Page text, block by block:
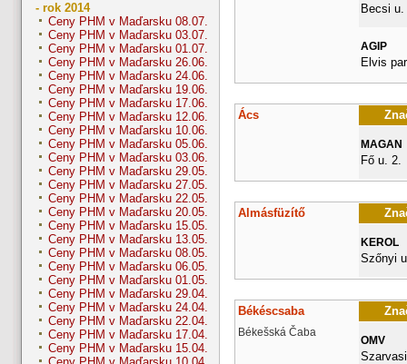
- rok 2014
Ceny PHM v Maďarsku 08.07.
Ceny PHM v Maďarsku 03.07.
Ceny PHM v Maďarsku 01.07.
Ceny PHM v Maďarsku 26.06.
Ceny PHM v Maďarsku 24.06.
Ceny PHM v Maďarsku 19.06.
Ceny PHM v Maďarsku 17.06.
Ceny PHM v Maďarsku 12.06.
Ceny PHM v Maďarsku 10.06.
Ceny PHM v Maďarsku 05.06.
Ceny PHM v Maďarsku 03.06.
Ceny PHM v Maďarsku 29.05.
Ceny PHM v Maďarsku 27.05.
Ceny PHM v Maďarsku 22.05.
Ceny PHM v Maďarsku 20.05.
Ceny PHM v Maďarsku 15.05.
Ceny PHM v Maďarsku 13.05.
Ceny PHM v Maďarsku 08.05.
Ceny PHM v Maďarsku 06.05.
Ceny PHM v Maďarsku 01.05.
Ceny PHM v Maďarsku 29.04.
Ceny PHM v Maďarsku 24.04.
Ceny PHM v Maďarsku 22.04.
Ceny PHM v Maďarsku 17.04.
Ceny PHM v Maďarsku 15.04.
Becsi u.
AGIP
Elvis
Ács
MAGAN
Fő u. 2.
Almásfüzítő
KEROL
Szőnyi u
Békéscsaba
Békešská Čaba
OMV